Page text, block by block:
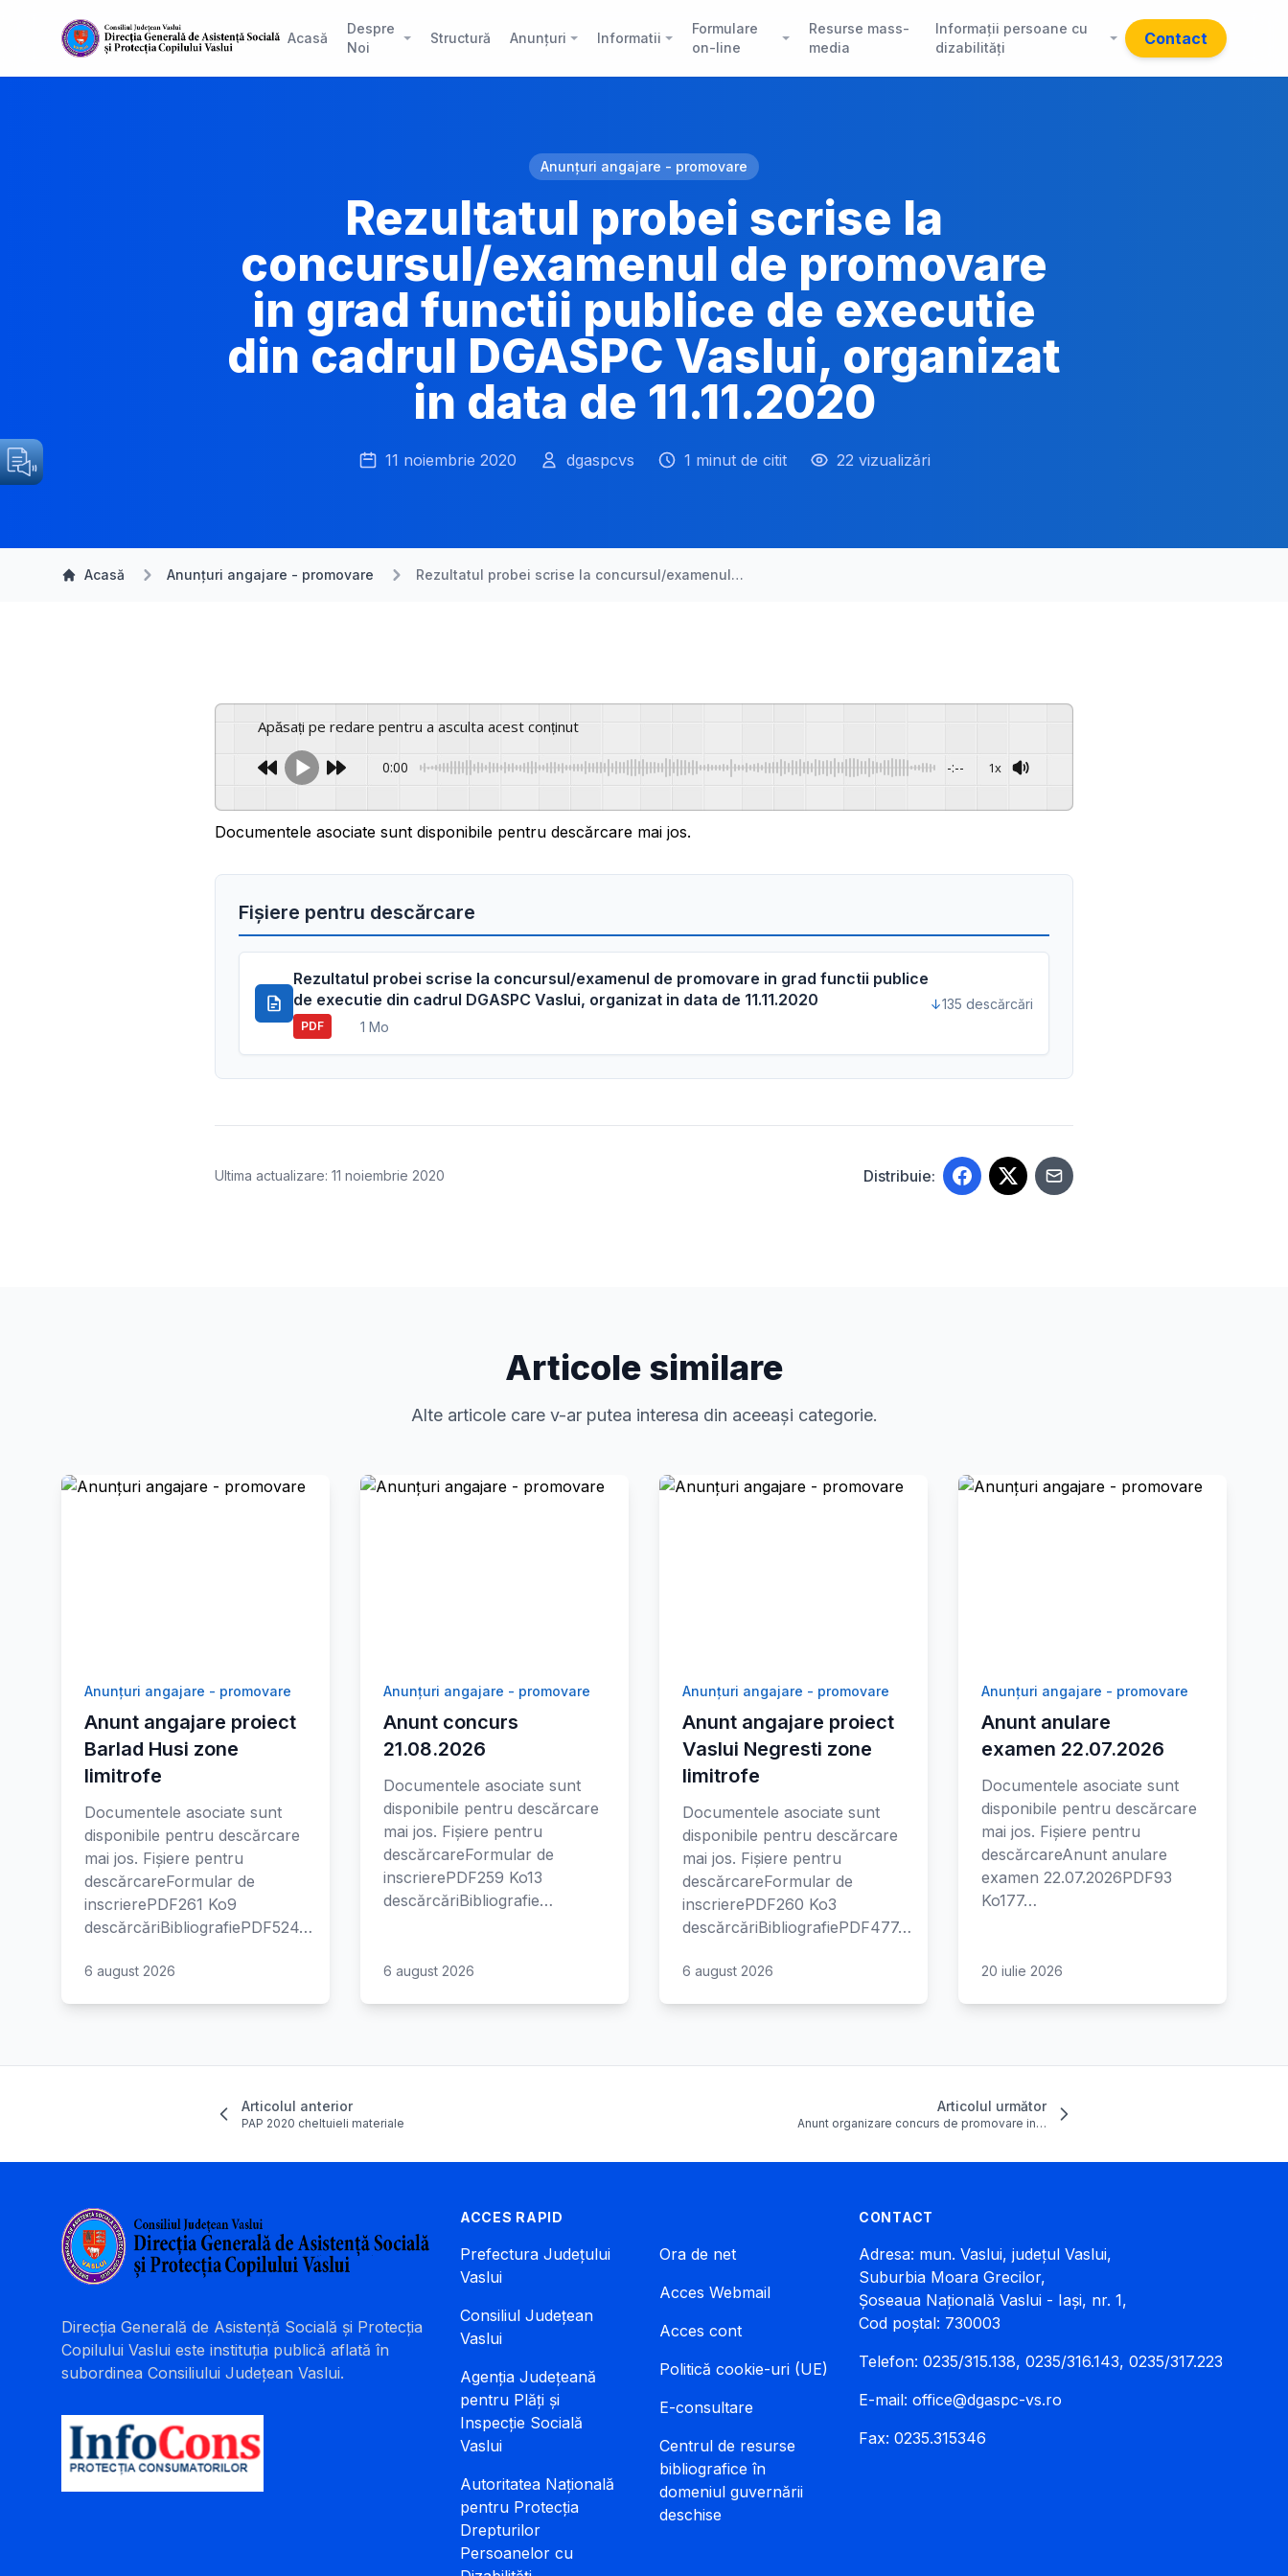
Acasă
Despre
Noi
Structură Anunțuri Informatii
Formulare
on-line
Resurse mass-
media
Informații persoane cu
dizabilități
Contact
Anunțuri angajare - promovare
Rezultatul probei scrise la
concursul/examenul de promovare
in grad functii publice de executie
din cadrul DGASPC Vaslui, organizat
in data de 11.11.2020
11 noiembrie 2020 dgaspcvs 1 minut de citit 22 vizualizări
Acasă Anunțuri angajare - promovare Rezultatul probei scrise la concursul/examenul…
Apăsați pe redare pentru a asculta acest conținut
0:00 -:-- 1x
Documentele asociate sunt disponibile pentru descărcare mai jos.
Fișiere pentru descărcare
Rezultatul probei scrise la concursul/examenul de promovare in grad functii publice
de executie din cadrul DGASPC Vaslui, organizat in data de 11.11.2020
PDF 1 Mo
135 descărcări
Ultima actualizare: 11 noiembrie 2020 Distribuie:
Articole similare
Alte articole care v-ar putea interesa din aceeași categorie.
Anunțuri angajare - promovare
Anunt angajare proiect
Barlad Husi zone
limitrofe
Documentele asociate sunt
disponibile pentru descărcare
mai jos. Fișiere pentru
descărcareFormular de
inscrierePDF261 Ko9
descărcăriBibliografiePDF524…
6 august 2026
Anunțuri angajare - promovare
Anunt concurs
21.08.2026
Documentele asociate sunt
disponibile pentru descărcare
mai jos. Fișiere pentru
descărcareFormular de
inscrierePDF259 Ko13
descărcăriBibliografie…
6 august 2026
Anunțuri angajare - promovare
Anunt angajare proiect
Vaslui Negresti zone
limitrofe
Documentele asociate sunt
disponibile pentru descărcare
mai jos. Fișiere pentru
descărcareFormular de
inscrierePDF260 Ko3
descărcăriBibliografiePDF477…
6 august 2026
Anunțuri angajare - promovare
Anunt anulare
examen 22.07.2026
Documentele asociate sunt
disponibile pentru descărcare
mai jos. Fișiere pentru
descărcareAnunt anulare
examen 22.07.2026PDF93
Ko177…
20 iulie 2026
Articolul anterior
PAP 2020 cheltuieli materiale
Articolul următor
Anunt organizare concurs de promovare in…
Direcția Generală de Asistență Socială și Protecția
Copilului Vaslui este instituția publică aflată în
subordinea Consiliului Județean Vaslui.
ACCES RAPID
Prefectura Județului
Vaslui
Consiliul Județean
Vaslui
Agenția Județeană
pentru Plăți și
Inspecție Socială
Vaslui
Autoritatea Națională
pentru Protecția
Drepturilor
Persoanelor cu
Ora de net
Acces Webmail
Acces cont
Politică cookie-uri (UE)
E-consultare
Centrul de resurse
bibliografice în
domeniul guvernării
deschise
CONTACT
Adresa: mun. Vaslui, județul Vaslui,
Suburbia Moara Grecilor,
Șoseaua Națională Vaslui - Iași, nr. 1,
Cod poștal: 730003
Telefon: 0235/315.138, 0235/316.143, 0235/317.223
E-mail: office@dgaspc-vs.ro
Fax: 0235.315346